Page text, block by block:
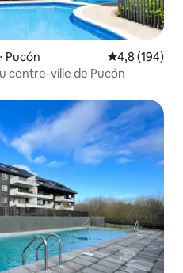
Pucón Évaluation
4,8 (194)
centre-ville de Pucón